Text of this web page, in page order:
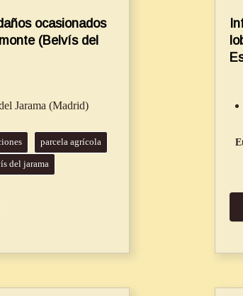
ocasionados
(Belvís del
Jarama (Madrid)
parcela agrícola
del jarama